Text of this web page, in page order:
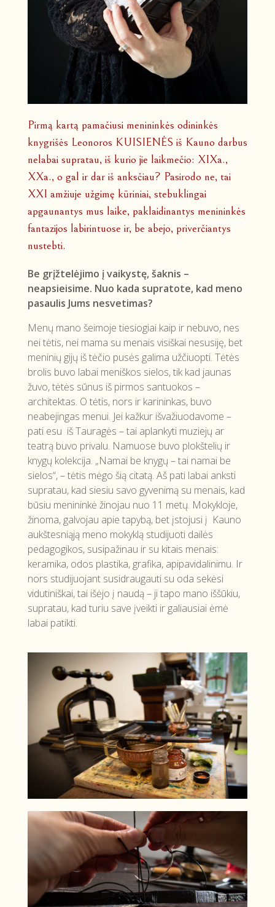
Pirmą kartą pamačiusi menininkės odininkės
knygrišės Leonoros KUISIENĖS iš Kauno darbus
nelabai supratau, iš kurio jie laikmečio: XIXa.,
XXa., o gal ir dar iš anksčiau? Pasirodo ne, tai
XXI amžiuje užgimę kūriniai, stebuklingai
apgaunantys mus laike, paklaidinantys menininkės
fantazijos labirintuose ir, be abejo, priverčiantys
nustebti.
Be grįžtelėjimo į vaikystę, šaknis –
neapsieisime. Nuo kada supratote, kad meno
pasaulis Jums nesvetimas?
Menų mano šeimoje tiesiogiai kaip ir nebuvo, nes
nei tėtis, nei mama su menais visiškai nesusiję, bet
meninių gijų iš tėčio pusės galima užčiuopti. Tėtės
brolis buvo labai meniškos sielos, tik kad jaunas
žuvo, tėtės sūnus iš pirmos santuokos –
architektas. O tėtis, nors ir karininkas, buvo
neabejingas menui. Jei kažkur išvažiuodavome –
pati esu iš Tauragės – tai aplankyti muziejų ar
teatrą buvo privalu. Namuose buvo plokštelių ir
knygų kolekcija. „Namai be knygų – tai namai be
sielos“, – tėtis mėgo šią citatą. Aš pati labai anksti
supratau, kad siesiu savo gyvenimą su menais, kad
būsiu menininkė žinojau nuo 11 metų. Mokykloje,
žinoma, galvojau apie tapybą, bet įstojusi į Kauno
aukštesniąją meno mokyklą studijuoti dailės
pedagogikos, susipažinau ir su kitais menais:
keramika, odos plastika, grafika, apipavidalinimu. Ir
nors studijuojant susidraugauti su oda sekėsi
vidutiniškai, tai išėjo į naudą – ji tapo mano iššūkiu,
supratau, kad turiu save įveikti ir galiausiai ėmė
labai patikti.